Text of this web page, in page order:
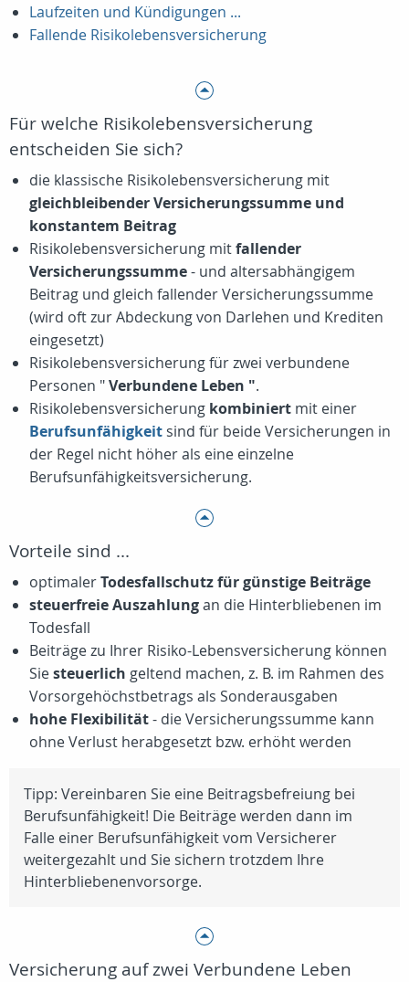
Laufzeiten und Kündigungen ...
Fallende Risikolebensversicherung
Für welche Risikolebensversicherung
entscheiden Sie sich?
die klassische Risikolebensversicherung mit
gleichbleibender Versicherungssumme und
konstantem Beitrag
Risikolebensversicherung mitfallender
Versicherungssumme- und altersabhängigem
Beitrag und gleich fallender Versicherungssumme
(wird oft zur Abdeckung von Darlehen und Krediten
eingesetzt)
Risikolebensversicherung für zwei verbundene
Personen "Verbundene Leben ".
Risikolebensversicherung kombiniert mit einer
Berufsunfähigkeit sind für beide Versicherungen in
der Regel nicht höher als eine einzelne
Berufsunfähigkeitsversicherung.
Vorteile sind ...
optimalerTodesfallschutz für günstige Beiträge
steuerfreie Auszahlungan die Hinterbliebenen im
Todesfall
Beiträge zu Ihrer Risiko-Lebensversicherung können
Siesteuerlich geltend machen, z. B. im Rahmen des
Vorsorgehöchstbetrags als Sonderausgaben
hohe Flexibilität- die Versicherungssumme kann
ohne Verlust herabgesetzt bzw. erhöht werden
Tipp: Vereinbaren Sie eine Beitragsbefreiung bei
Berufsunfähigkeit! Die Beiträge werden dann im
Falle einer Berufsunfähigkeit vom Versicherer
weitergezahlt und Sie sichern trotzdem Ihre
Hinterbliebenenvorsorge.
Versicherung auf zwei Verbundene Leben